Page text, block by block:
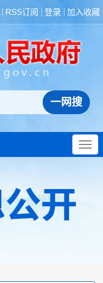
RSS订阅 登录 加入收藏